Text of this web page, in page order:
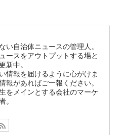
い自治体ニュースの管理人。
ースをアウトプットする場と
新中。
情報を届けるように心がけま
報があればご一報ください。
をメインとする会社のマーケ
。